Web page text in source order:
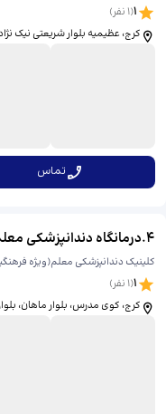
1
(
1 نفر)
کرج، عظیمیه بلوار شریعتی نیک
تماس
4
.درمانگاه دندانپزشکی
کلینیک دندانپزشکی معلم(ویژه
1
(
1 نفر)
کرج، کوی مدرس، بلوار ماهان،